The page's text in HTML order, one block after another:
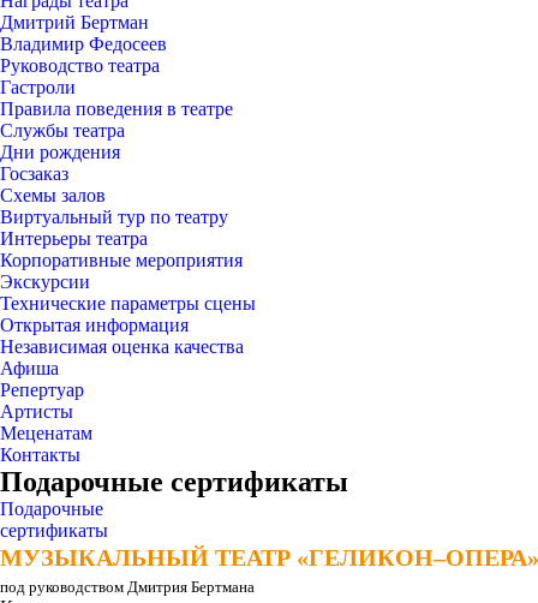
Дмитрий Бертман
Владимир Федосеев
Руководство театра
Гастроли
Правила поведения в театре
Службы театра
Дни рождения
Госзаказ
Схемы залов
Виртуальный тур по театру
Интерьеры театра
Корпоративные мероприятия
Экскурсии
Технические параметры сцены
Открытая информация
Независимая оценка качества
Афиша
Репертуар
Артисты
Меценатам
Контакты
Подарочные сертификаты
Подарочные
сертификаты
МУЗЫКАЛЬНЫЙ ТЕАТР «ГЕЛИКОН–ОПЕРА»
МУЗЫКАЛЬНЫЙ ТЕАТР «ГЕЛИКОН–ОПЕРА»
под руководством Дмитрия Бертмана